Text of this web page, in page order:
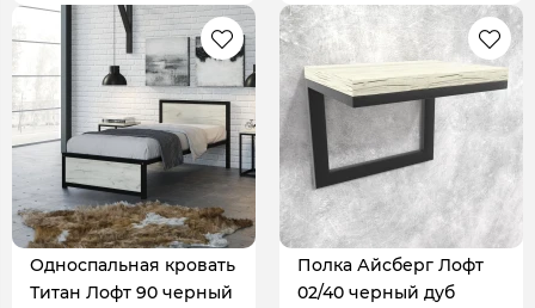
Односпальная кровать
Титан Лофт 90 черный
Полка Айсберг Лофт
02/40 черный дуб